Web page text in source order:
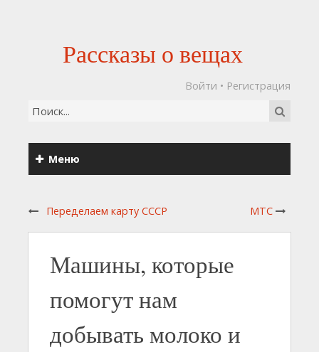
Рассказы о вещах
Войти • Регистрация
Меню
Переделаем карту СССР МТС
Машины, которые
помогут нам
добывать молоко и